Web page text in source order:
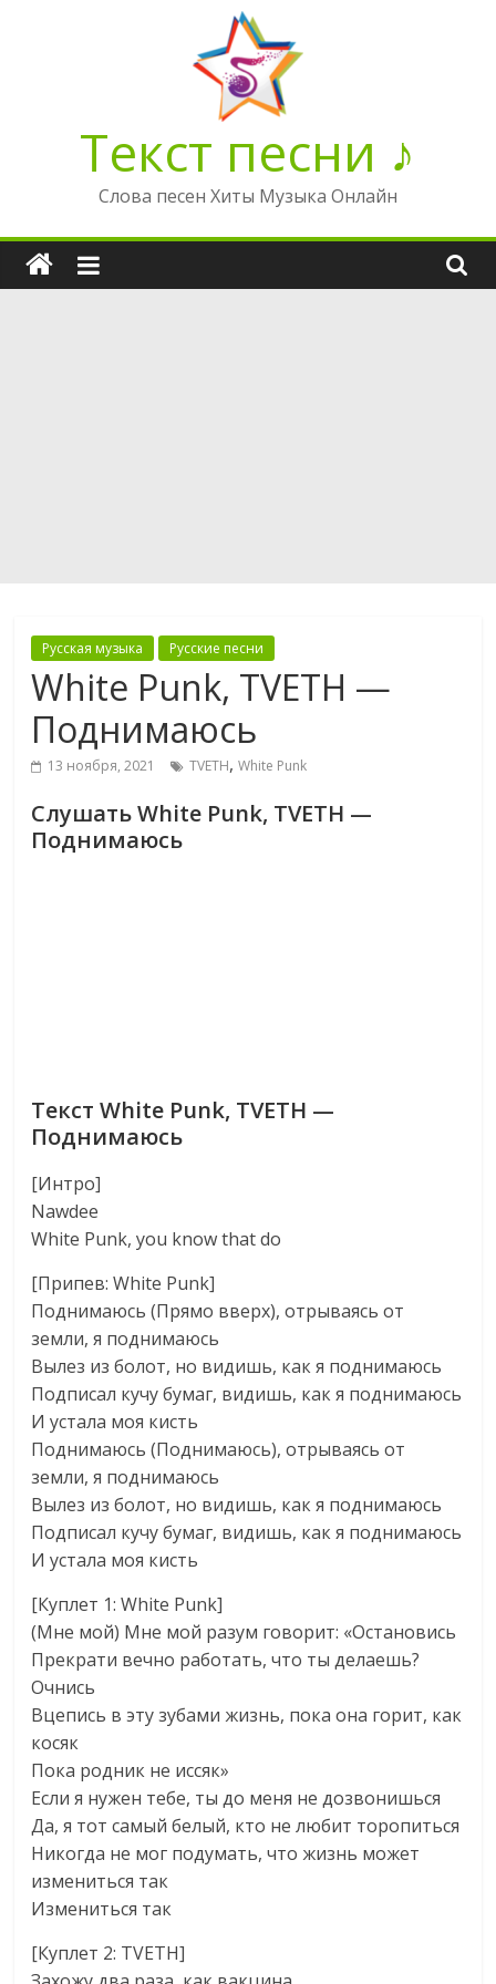
Текст песни ♪
Слова песен Хиты Музыка Онлайн
Русская музыка Русские песни
White Punk, TVETH —
Поднимаюсь
13 ноября, 2021 TVETH,White Punk
Слушать White Punk, TVETH —
Поднимаюсь
Текст White Punk, TVETH —
Поднимаюсь
[Интро]
Nawdee
White Punk, you know that do
[Припев: White Punk]
Поднимаюсь (Прямо вверх), отрываясь от
земли, я поднимаюсь
Вылез из болот, но видишь, как я поднимаюсь
Подписал кучу бумаг, видишь, как я поднимаюсь
И устала моя кисть
Поднимаюсь (Поднимаюсь), отрываясь от
земли, я поднимаюсь
Вылез из болот, но видишь, как я поднимаюсь
Подписал кучу бумаг, видишь, как я поднимаюсь
И устала моя кисть
[Куплет 1: White Punk]
(Мне мой) Мне мой разум говорит: «Остановись
Прекрати вечно работать, что ты делаешь?
Очнись
Вцепись в эту зубами жизнь, пока она горит, как
косяк
Пока родник не иссяк»
Если я нужен тебе, ты до меня не дозвонишься
Да, я тот самый белый, кто не любит торопиться
Никогда не мог подумать, что жизнь может
измениться так
Измениться так
[Куплет 2: TVETH]